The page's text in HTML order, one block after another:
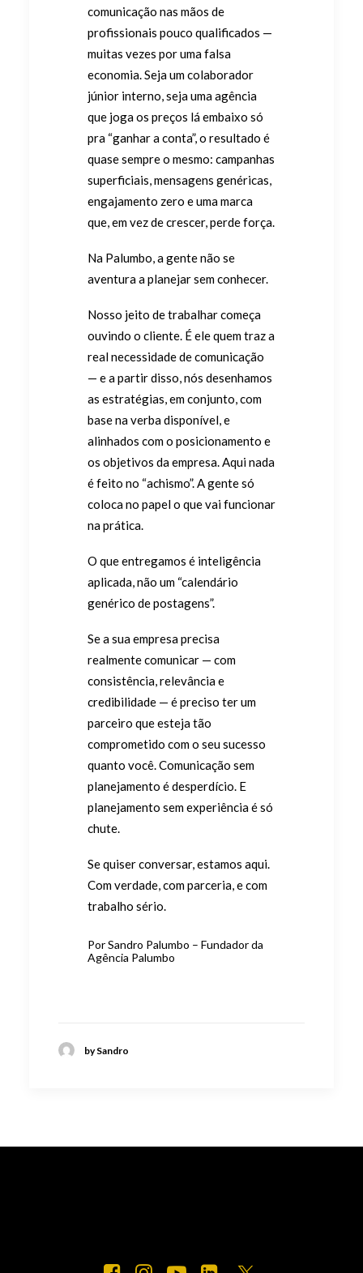
comunicação nas mãos de
profissionais pouco qualificados —
muitas vezes por uma falsa
economia. Seja um colaborador
júnior interno, seja uma agência
que joga os preços lá embaixo só
pra “ganhar a conta”, o resultado é
quase sempre o mesmo: campanhas
superficiais, mensagens genéricas,
engajamento zero e uma marca
que, em vez de crescer, perde força.
Na Palumbo, a gente não se
aventura a planejar sem conhecer.
Nosso jeito de trabalhar começa
ouvindo o cliente. É ele quem traz a
real necessidade de comunicação
— e a partir disso, nós desenhamos
as estratégias, em conjunto, com
base na verba disponível, e
alinhados com o posicionamento e
os objetivos da empresa. Aqui nada
é feito no “achismo”. A gente só
coloca no papel o que vai funcionar
na prática.
O que entregamos é inteligência
aplicada, não um “calendário
genérico de postagens”.
Se a sua empresa precisa
realmente comunicar — com
consistência, relevância e
credibilidade — é preciso ter um
parceiro que esteja tão
comprometido com o seu sucesso
quanto você. Comunicação sem
planejamento é desperdício. E
planejamento sem experiência é só
chute.
Se quiser conversar, estamos aqui.
Com verdade, com parceria, e com
trabalho sério.
Por Sandro Palumbo – Fundador da
Agência Palumbo
by Sandro